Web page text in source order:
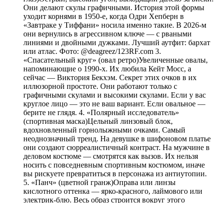
Они делают скулы графичными. История этой формы
уходит корнями в 1950-е, когда Одри Хепберн в
«Завтраке у Тиффани» носила именно такие. В 2026-м
они вернулись в агрессивном ключе — с рваными
линиями и двойными дужками. Лучший аутфит: бархат
или атлас. Фото: @deagreez/123RF.com 3.
«Спасательный круг» (овал ретро)Увеличенные овалы,
напоминающие о 1990-х. Их любила Кейт Мосс, а
сейчас — Виктория Бекхэм. Секрет этих очков в их
иллюзорной простоте. Они работают только с
графичными скулами и высокими скулами. Если у вас
круглое лицо — это не ваш вариант. Если овальное —
берите не глядя. 4. «Полярный исследователь»
(спортивная маска)Цельный линзовый блок,
вдохновленный горнолыжными очками. Самый
неоднозначный тренд. На девушке в шифоновом платье
они создают сюрреалистичный контраст. На мужчине в
деловом костюме — смотрятся как вызов. Их нельзя
носить с повседневным спортивным костюмом, иначе
вы рискуете превратиться в персонажа из антиутопии.
5. «Панч» (цветной гранж)Оправа или линзы
кислотного оттенка — ярко-красного, лаймового или
электрик-блю. Весь образ строится вокруг этого